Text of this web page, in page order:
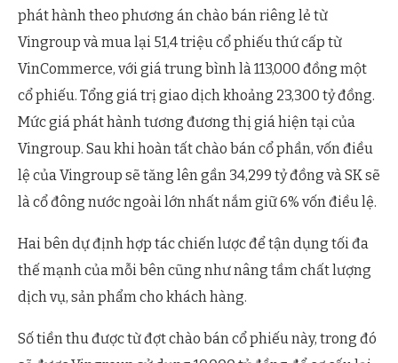
phát hành theo phương án chào bán riêng lẻ từ
Vingroup và mua lại 51,4 triệu cổ phiếu thứ cấp từ
VinCommerce, với giá trung bình là 113,000 đồng một
cổ phiếu. Tổng giá trị giao dịch khoảng 23,300 tỷ đồng.
Mức giá phát hành tương đương thị giá hiện tại của
Vingroup. Sau khi hoàn tất chào bán cổ phần, vốn điều
lệ của Vingroup sẽ tăng lên gần 34,299 tỷ đồng và SK sẽ
là cổ đông nước ngoài lớn nhất nắm giữ 6% vốn điều lệ.
Hai bên dự định hợp tác chiến lược để tận dụng tối đa
thế mạnh của mỗi bên cũng như nâng tầm chất lượng
dịch vụ, sản phẩm cho khách hàng.
Số tiền thu được từ đợt chào bán cổ phiếu này, trong đó